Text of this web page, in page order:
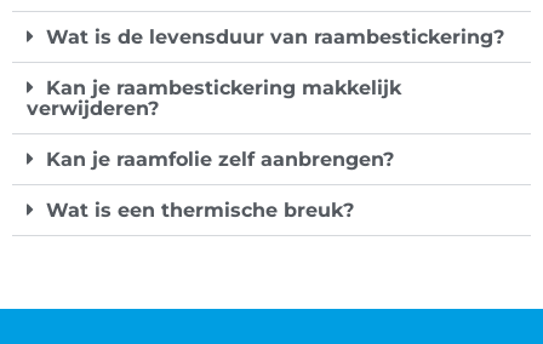
Wat is de levensduur van raambestickering?
Kan je raambestickering makkelijk
verwijderen?
Kan je raamfolie zelf aanbrengen?
Wat is een thermische breuk?